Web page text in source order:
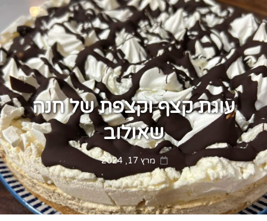
עוגת קצף וקצפת של חנה
שאולוב
Posted
on
מרץ 17, 2024